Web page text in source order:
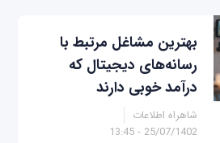
بهترین مشاغل مرتبط با
رسانه‌های دیجیتال که
درآمد خوبی دارند
شاهراه اطلاعات
25/07/1402 - 13:45